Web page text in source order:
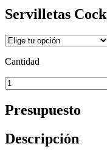
Servilletas
Cantidad
Presupuesto
Descripción